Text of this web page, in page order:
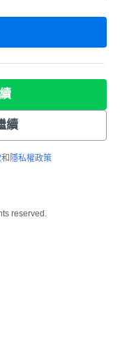
續
和 隱私權政策
reserved.